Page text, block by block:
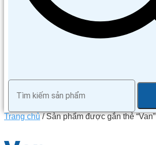
Trang chủ/ Sản phẩm được gắn thẻ “Van”